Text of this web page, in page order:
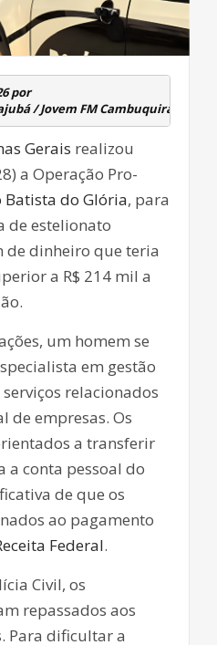
por
Gerais realizou
a Operação Pro-
Batista do Glória, para
de estelionato
dinheiro que teria
a R$ 214 mil a
um homem se
em gestão
relacionados
de empresas. Os
a transferir
a conta pessoal do
de que os
ao pagamento
Federal.
Civil, os
repassados aos
Para dificultar a